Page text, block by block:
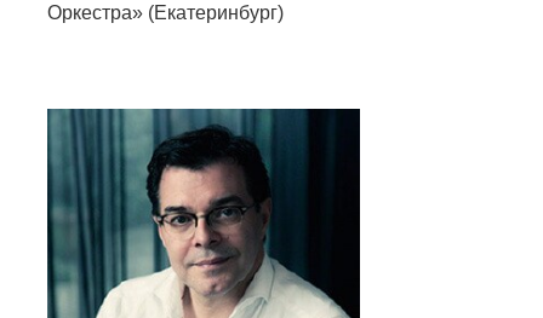
Оркестра» (Екатеринбург)